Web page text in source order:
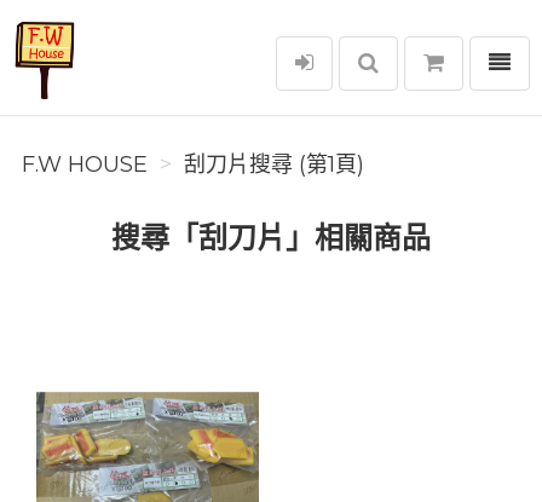
F.W House
選單
F.W HOUSE 刮刀片搜尋 (第1頁)
搜尋「刮刀片」相關商品